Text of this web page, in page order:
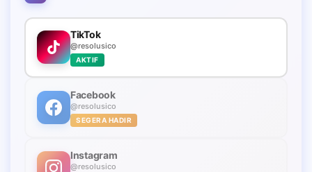
TikTok
@resolusico
AKTIF
Facebook
@resolusico
SEGERA HADIR
Instagram
@resolusico